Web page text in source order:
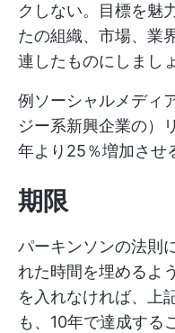
クしない。目標を魅
たの組織、市場、業
連したものにしまし
例ソーシャルメディ
ジー系新興企業の）
年より25％増加させ
期限
パーキンソンの法則
れた時間を埋めるよ
を入れなければ、上
も、10年で達成する